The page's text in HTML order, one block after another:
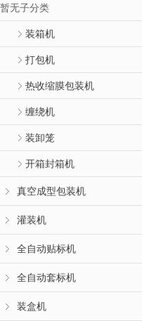
暂无子分类
装箱机
打包机
热收缩膜包装机
缠绕机
装卸笼
开箱封箱机
真空成型包装机
灌装机
全自动贴标机
全自动套标机
装盒机